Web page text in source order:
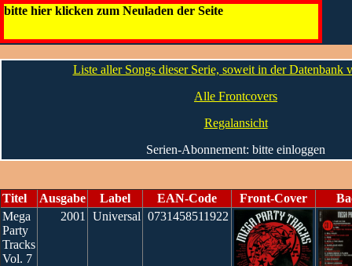
bitte hier klicken zum Neuladen der Seite
Mega Party Tracks
Liste aller Songs dieser Serie, soweit in der Datenbank
Alle Frontcovers
Regalansicht
Serien-Abonnement: bitte einloggen
Titel Ausgabe Label EAN-Code Front-Cover
Mega
Party
Tracks
Vol. 7
2001 Universal 0731458511922